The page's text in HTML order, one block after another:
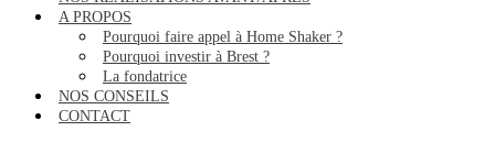
A PROPOS
Pourquoi faire appel à Home Shaker ?
Pourquoi investir à Brest ?
La fondatrice
NOS CONSEILS
CONTACT